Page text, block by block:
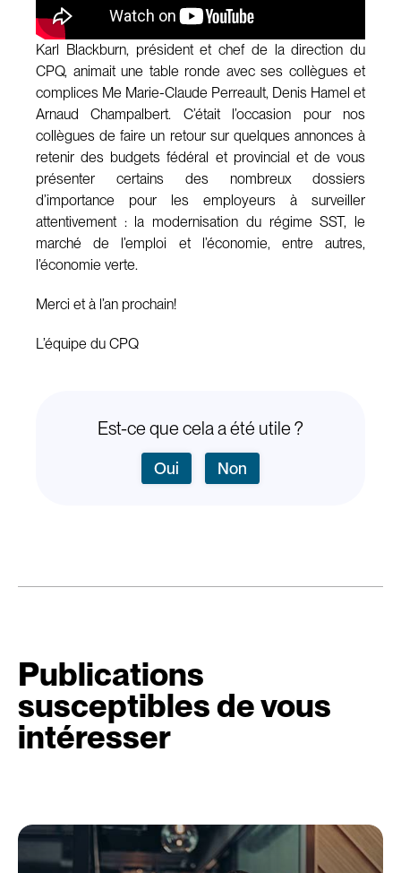
Karl Blackburn, président et chef de la direction du
CPQ, animait une table ronde avec ses collègues et
complices Me Marie-Claude Perreault, Denis Hamel et
Arnaud Champalbert. C’était l’occasion pour nos
collègues de faire un retour sur quelques annonces à
retenir des budgets fédéral et provincial et de vous
présenter certains des nombreux dossiers
d’importance pour les employeurs à surveiller
attentivement : la modernisation du régime SST, le
marché de l’emploi et l’économie, entre autres,
l’économie verte.
Merci et à l’an prochain!
L’équipe du CPQ
Est-ce que cela a été utile ?
Oui Non
Publications
susceptibles de vous
intéresser